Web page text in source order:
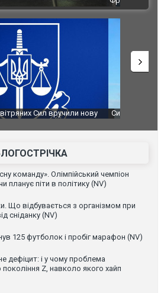
Ярославський НПЗ:
Неймар
команду». Олімпійський чемпіон
планує піти в політику (NV)
Що відбувається з організмом при
сніданку (NV)
125 футболок і пробіг марафон (NV)
дефіцит: і у чому проблема
Z, навколо якого хайп